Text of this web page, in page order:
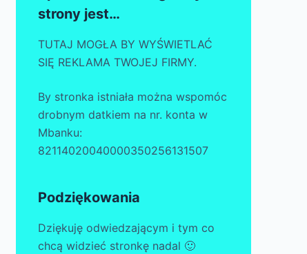
strony jest…
TUTAJ MOGŁA BY WYŚWIETLAĆ
SIĘ REKLAMA TWOJEJ FIRMY.
By stronka istniała można wspomóc
drobnym datkiem na nr. konta w
Mbanku:
82114020040000350256131507
Podziękowania
Dziękuję odwiedzającym i tym co
chcą widzieć stronkę nadal 🙂